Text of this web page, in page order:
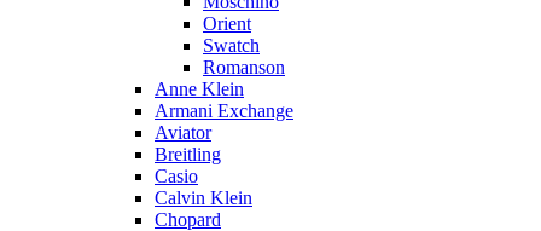
Orient
Swatch
Romanson
Anne Klein
Armani Exchange
Aviator
Breitling
Casio
Calvin Klein
Chopard